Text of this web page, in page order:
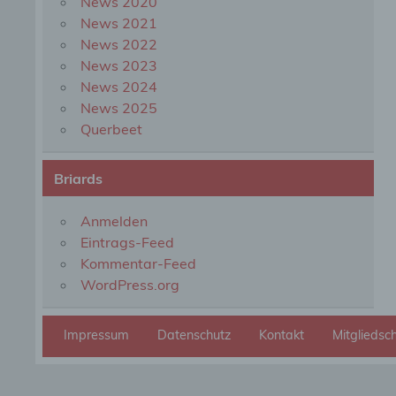
News 2021
News 2022
News 2023
News 2024
News 2025
Querbeet
Briards
Anmelden
Eintrags-Feed
Kommentar-Feed
WordPress.org
Impressum Datenschutz Kontakt
h)